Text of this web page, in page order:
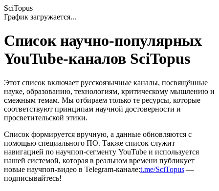
SciTopus
График загружается...
Список научно-популярных
YouTube-каналов SciTopus
Этот список включает русскоязычные каналы, посвящённые
науке, образованию, технологиям, критическому мышлению и
смежным темам. Мы отбираем только те ресурсы, которые
соответствуют принципам научной достоверности и
просветительской этики.
Список формируется вручную, а данные обновляются с
помощью специального ПО. Также список служит
навигацией по научпоп-сегменту YouTube и используется
нашей системой, которая в реальном времени публикует
новые научпоп-видео в Telegram-канале:t.me/SciTopus —
подписывайтесь!